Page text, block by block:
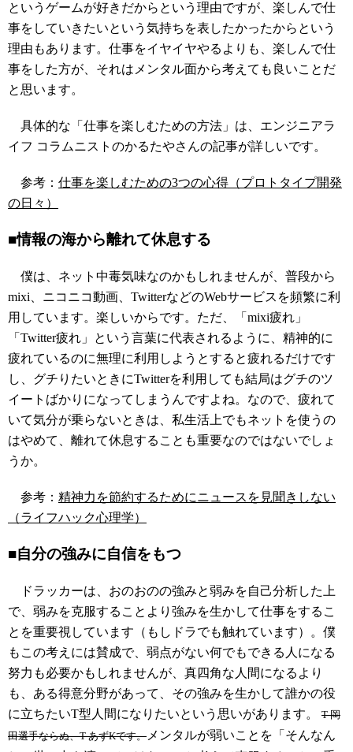
というゲームが好きだからという理由ですが、楽しんで仕
事をしていきたいという気持ちを表したかったからという
理由もあります。仕事をイヤイヤやるよりも、楽しんで仕
事をした方が、それはメンタル面から考えても良いことだ
と思います。
具体的な「仕事を楽しむための方法」は、エンジニアラ
イフ コラムニストのかるたやさんの記事が詳しいです。
参考： 仕事を楽しむための3つの心得（プロトタイプ開発
の日々）
■情報の海から離れて休息する
僕は、ネット中毒気味なのかもしれませんが、普段から
mixi、ニコニコ動画、TwitterなどのWebサービスを頻繁に利
用しています。楽しいからです。ただ、「mixi疲れ」
「Twitter疲れ」という言葉に代表されるように、精神的に
疲れているのに無理に利用しようとすると疲れるだけです
し、グチりたいときにTwitterを利用しても結局はグチのツ
イートばかりになってしまうんですよね。なので、疲れて
いて気分が乗らないときは、私生活上でもネットを使うの
はやめて、離れて休息することも重要なのではないでしょ
うか。
参考： 精神力を節約するためにニュースを見聞きしない
（ライフハック心理学）
■自分の強みに自信をもつ
ドラッカーは、おのおのの強みと弱みを自己分析した上
で、弱みを克服することより強みを生かして仕事をするこ
とを重要視しています（もしドラでも触れています）。僕
もこの考えには賛成で、弱点がない何でもできる人になる
努力も必要かもしれませんが、真四角な人間になるより
も、ある得意分野があって、その強みを生かして誰かの役
に立ちたいT型人間になりたいという思いがあります。
T-岡
田選手ならぬ、T-あずKです。 メンタルが弱いことを「そんなん